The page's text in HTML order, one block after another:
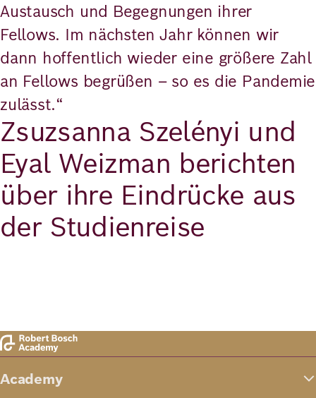
Austausch und Begegnungen ihrer
Fellows. Im nächsten Jahr können wir
dann hoffentlich wieder eine größere Zahl
an Fellows begrüßen – so es die Pandemie
zulässt.“
Zsuzsanna Szelényi und
Eyal Weizman berichten
über ihre Eindrücke aus
der Studienreise
Academy